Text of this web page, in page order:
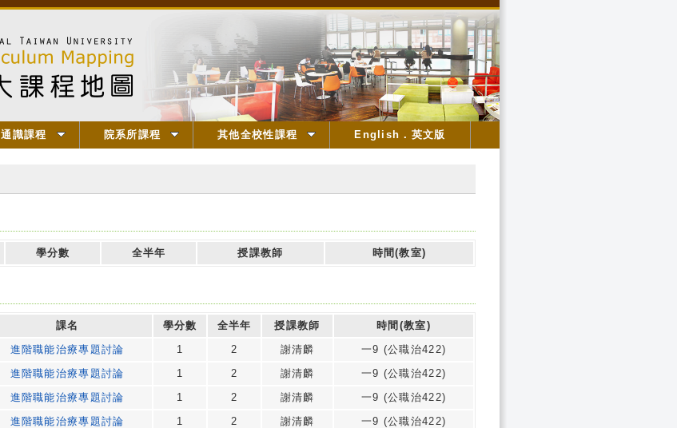
通識課程 院系所課程 其他全校性課程 English．英文版
學分數 全半年 授課教師 時間(教室)
課名 學分數 全半年 授課教師
時間(教室)
進階職能治療專題討論 1 2 謝清麟
一9 (公職治422)
進階職能治療專題討論 1 2 謝清麟
一9 (公職治422)
進階職能治療專題討論 1 2 謝清麟
一9 (公職治422)
進階職能治療專題討論 1 2 謝清麟
一9 (公職治422)